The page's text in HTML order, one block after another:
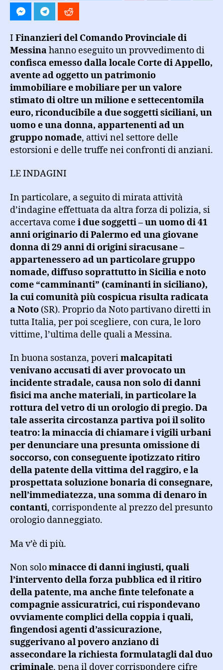
I Finanzieri del Comando Provinciale di
Messinahanno eseguito un provvedimento di
confisca emesso dalla locale Corte di Appello,
avente ad oggetto un patrimonio
immobiliare e mobiliare per un valore
stimato di oltre un milione e settecentomila
euro, riconducibile a due soggetti siciliani, un
uomo e una donna, appartenenti ad un
gruppo nomade, attivi nel settore delle
estorsioni e delle truffe nei confronti di anziani.
LE INDAGINI
In particolare, a seguito di mirata attività
d’indagine effettuata da altra forza di polizia, si
accertava come i due soggetti – un uomo di 41
anni originario di Palermo ed una giovane
donna di 29 anni di origini siracusane –
appartenessero ad un particolare gruppo
nomade, diffuso soprattutto in Sicilia e noto
come “camminanti” (caminanti in siciliano),
la cui comunità più cospicua risulta radicata
a Noto (SR). Proprio da Noto partivano diretti in
tutta Italia, per poi scegliere, con cura, le loro
vittime, l’ultima delle quali a Messina.
In buona sostanza, poverimalcapitati
venivano accusati di aver provocato un
incidente stradale, causa non solo di danni
fisici ma anche materiali, in particolare la
rottura del vetro di un orologio di pregio. Da
tale asserita circostanza partiva poi il solito
teatro: la minaccia di chiamare i vigili urbani
per denunciare una presunta omissione di
soccorso, con conseguente ipotizzato ritiro
della patente della vittima del raggiro, e la
prospettata soluzione bonaria di consegnare,
nell’immediatezza, una somma di denaro in
contanti, corrispondente al prezzo del presunto
orologio danneggiato.
Ma v’è di più.
Non solominacce di danni ingiusti, quali
l’intervento della forza pubblica ed il ritiro
della patente, ma anche finte telefonate a
compagnie assicuratrici, cui rispondevano
ovviamente complici della coppia i quali,
fingendosi agenti d’assicurazione,
suggerivano al povero anziano di
assecondare la richiesta formulatagli dal duo
criminale, pena il dover corrispondere cifre